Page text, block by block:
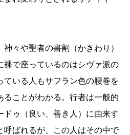
々や聖者の書割（かきわり）
裸で座っているのはシヴァ派の
ている人もサフラン色の腰巻を
ることがわかる。行者は一般的
ドゥ（良い、善き人）に由来す
呼ばれるが、この人はその中で